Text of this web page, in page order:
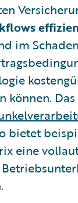
im
können.
bietet
eine